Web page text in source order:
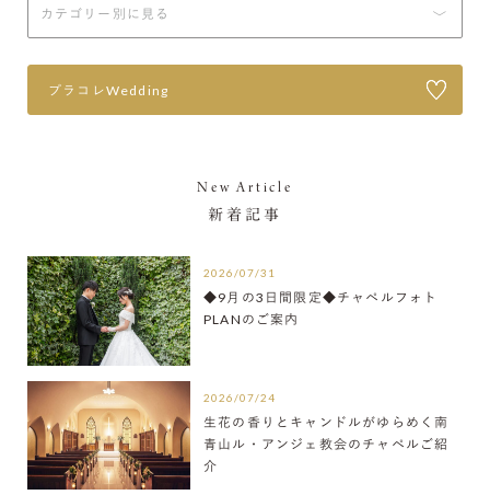
プラコレWedding
New Article
新着記事
2026/07/31
◆9月の3日間限定◆チャペルフォト
PLANのご案内
2026/07/24
生花の香りとキャンドルがゆらめく南
青山ル・アンジェ教会のチャペルご紹
介